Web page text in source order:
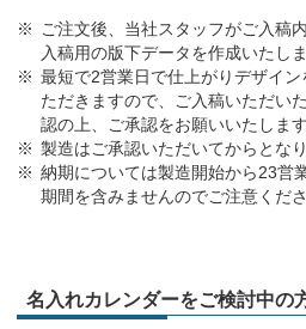
ご注文後、当社スタッフがご入稿
入稿用の版下データを作成いたしま
最短で2営業日で仕上がりデザイ
ただきますので、ご入稿いただい
認の上、ご承認をお願いいたします
製造はご承認いただいてからとなり
納期については製造開始から23営
期間を含みませんのでご注意くださ
名入れカレンダーをご検討中の